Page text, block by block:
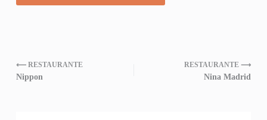
⟵ RESTAURANTE
Nippon
RESTAURANTE ⟶
Nina Madrid